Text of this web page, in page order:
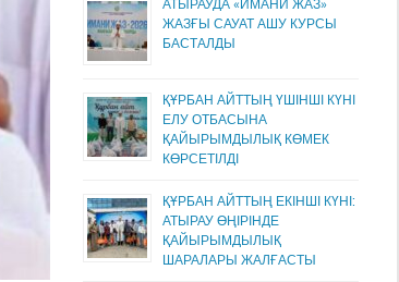
АТЫРАУДА «ИМАНИ ЖАЗ»
ЖАЗҒЫ САУАТ АШУ КУРСЫ
БАСТАЛДЫ
ҚҰРБАН АЙТТЫҢ ҮШІНШІ КҮНІ
ЕЛУ ОТБАСЫНА
ҚАЙЫРЫМДЫЛЫҚ КӨМЕК
КӨРСЕТІЛДІ
ҚҰРБАН АЙТТЫҢ ЕКІНШІ КҮНІ:
АТЫРАУ ӨҢІРІНДЕ
ҚАЙЫРЫМДЫЛЫҚ
ШАРАЛАРЫ ЖАЛҒАСТЫ